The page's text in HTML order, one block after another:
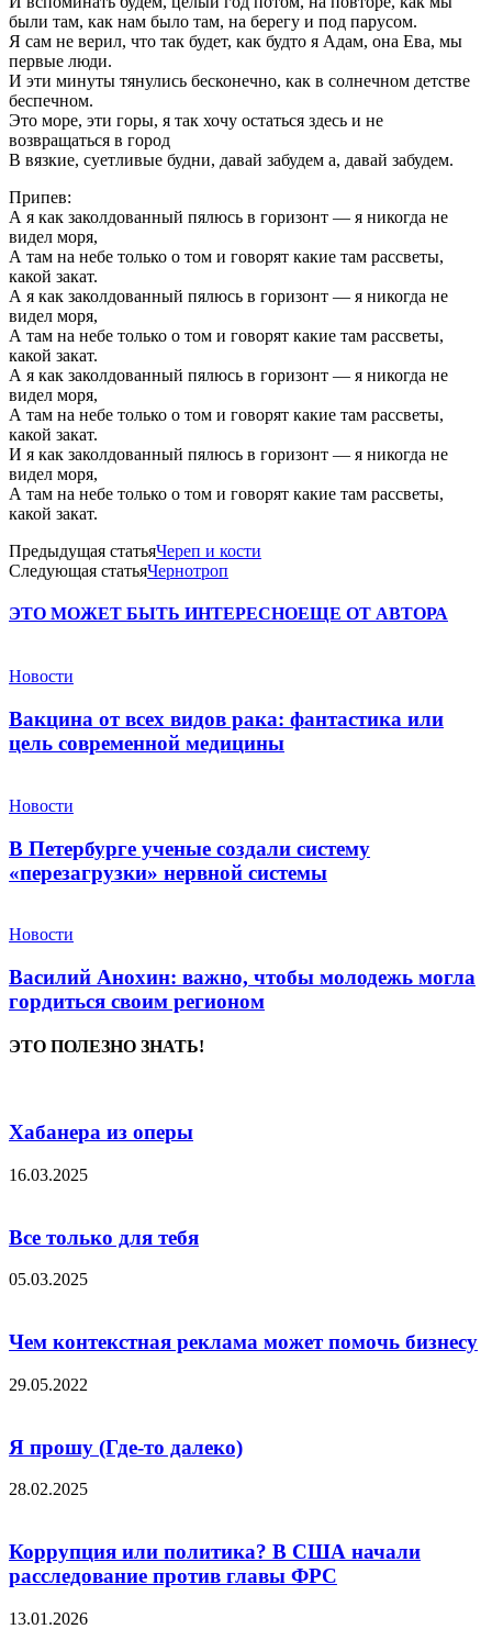
были там, как нам было там, на берегу и под парусом.
Я сам не верил, что так будет, как будто я Адам, она Ева, мы
первые люди.
И эти минуты тянулись бесконечно, как в солнечном детстве
беспечном.
Это море, эти горы, я так хочу остаться здесь и не
возвращаться в город
В вязкие, суетливые будни, давай забудем а, давай забудем.
Припев:
А я как заколдованный пялюсь в горизонт — я никогда не
видел моря,
А там на небе только о том и говорят какие там рассветы,
какой закат.
А я как заколдованный пялюсь в горизонт — я никогда не
видел моря,
А там на небе только о том и говорят какие там рассветы,
какой закат.
А я как заколдованный пялюсь в горизонт — я никогда не
видел моря,
А там на небе только о том и говорят какие там рассветы,
какой закат.
И я как заколдованный пялюсь в горизонт — я никогда не
видел моря,
А там на небе только о том и говорят какие там рассветы,
какой закат.
Предыдущая статьяЧереп и кости
Следующая статьяЧернотроп
ЭТО МОЖЕТ БЫТЬ ИНТЕРЕСНОЕЩЕ ОТ АВТОРА
Новости
Вакцина от всех видов рака: фантастика или
цель современной медицины
Новости
В Петербурге ученые создали систему
«перезагрузки» нервной системы
Новости
Василий Анохин: важно, чтобы молодежь могла
гордиться своим регионом
ЭТО ПОЛЕЗНО ЗНАТЬ!
Хабанера из оперы
16.03.2025
Все только для тебя
05.03.2025
Чем контекстная реклама может помочь бизнесу
29.05.2022
Я прошу (Где-то далеко)
28.02.2025
Коррупция или политика? В США начали
расследование против главы ФРС
13.01.2026